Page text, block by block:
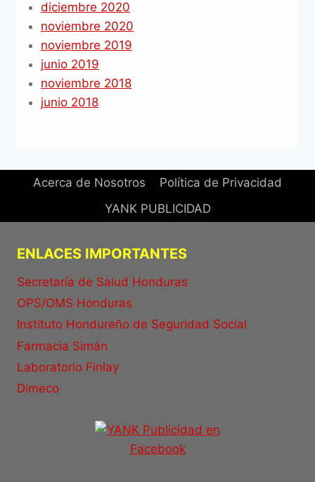
diciembre 2020
noviembre 2020
noviembre 2019
junio 2019
noviembre 2018
junio 2018
Acerca de Nosotros
Política de Privacidad
YANK PUBLICIDAD
ENLACES IMPORTANTES
Secretaría de Salud Honduras
OPS/OMS Honduras
Instituto Hondureño de Seguridad Social
Farmacia Simán
Laboratorio Finlay
Dimeco